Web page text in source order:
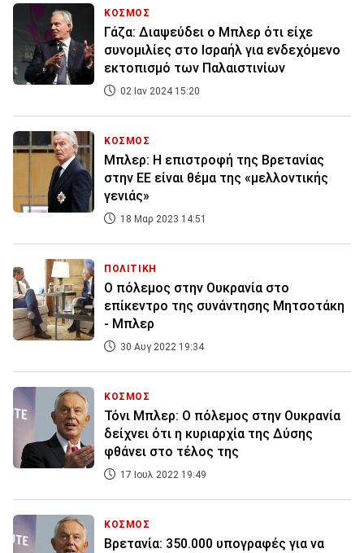
ΚΟΣΜΟΣ
Γάζα: Διαψεύδει ο Μπλερ ότι είχε
συνομιλίες στο Ισραήλ για ενδεχόμενο
εκτοπισμό των Παλαιστινίων
02 Ιαν 2024 15:20
ΚΟΣΜΟΣ
Μπλερ: Η επιστροφή της Βρετανίας
στην ΕΕ είναι θέμα της «μελλοντικής
γενιάς»
18 Μαρ 2023 14:51
ΠΟΛΙΤΙΚΗ
Ο πόλεμος στην Ουκρανία στο
επίκεντρο της συνάντησης Μητσοτάκη
- Μπλερ
30 Αυγ 2022 19:34
ΚΟΣΜΟΣ
Τόνι Μπλερ: Ο πόλεμος στην Ουκρανία
δείχνει ότι η κυριαρχία της Δύσης
φθάνει στο τέλος της
17 Ιουλ 2022 19:49
ΚΟΣΜΟΣ
Βρετανία: 350.000 υπογραφές για να